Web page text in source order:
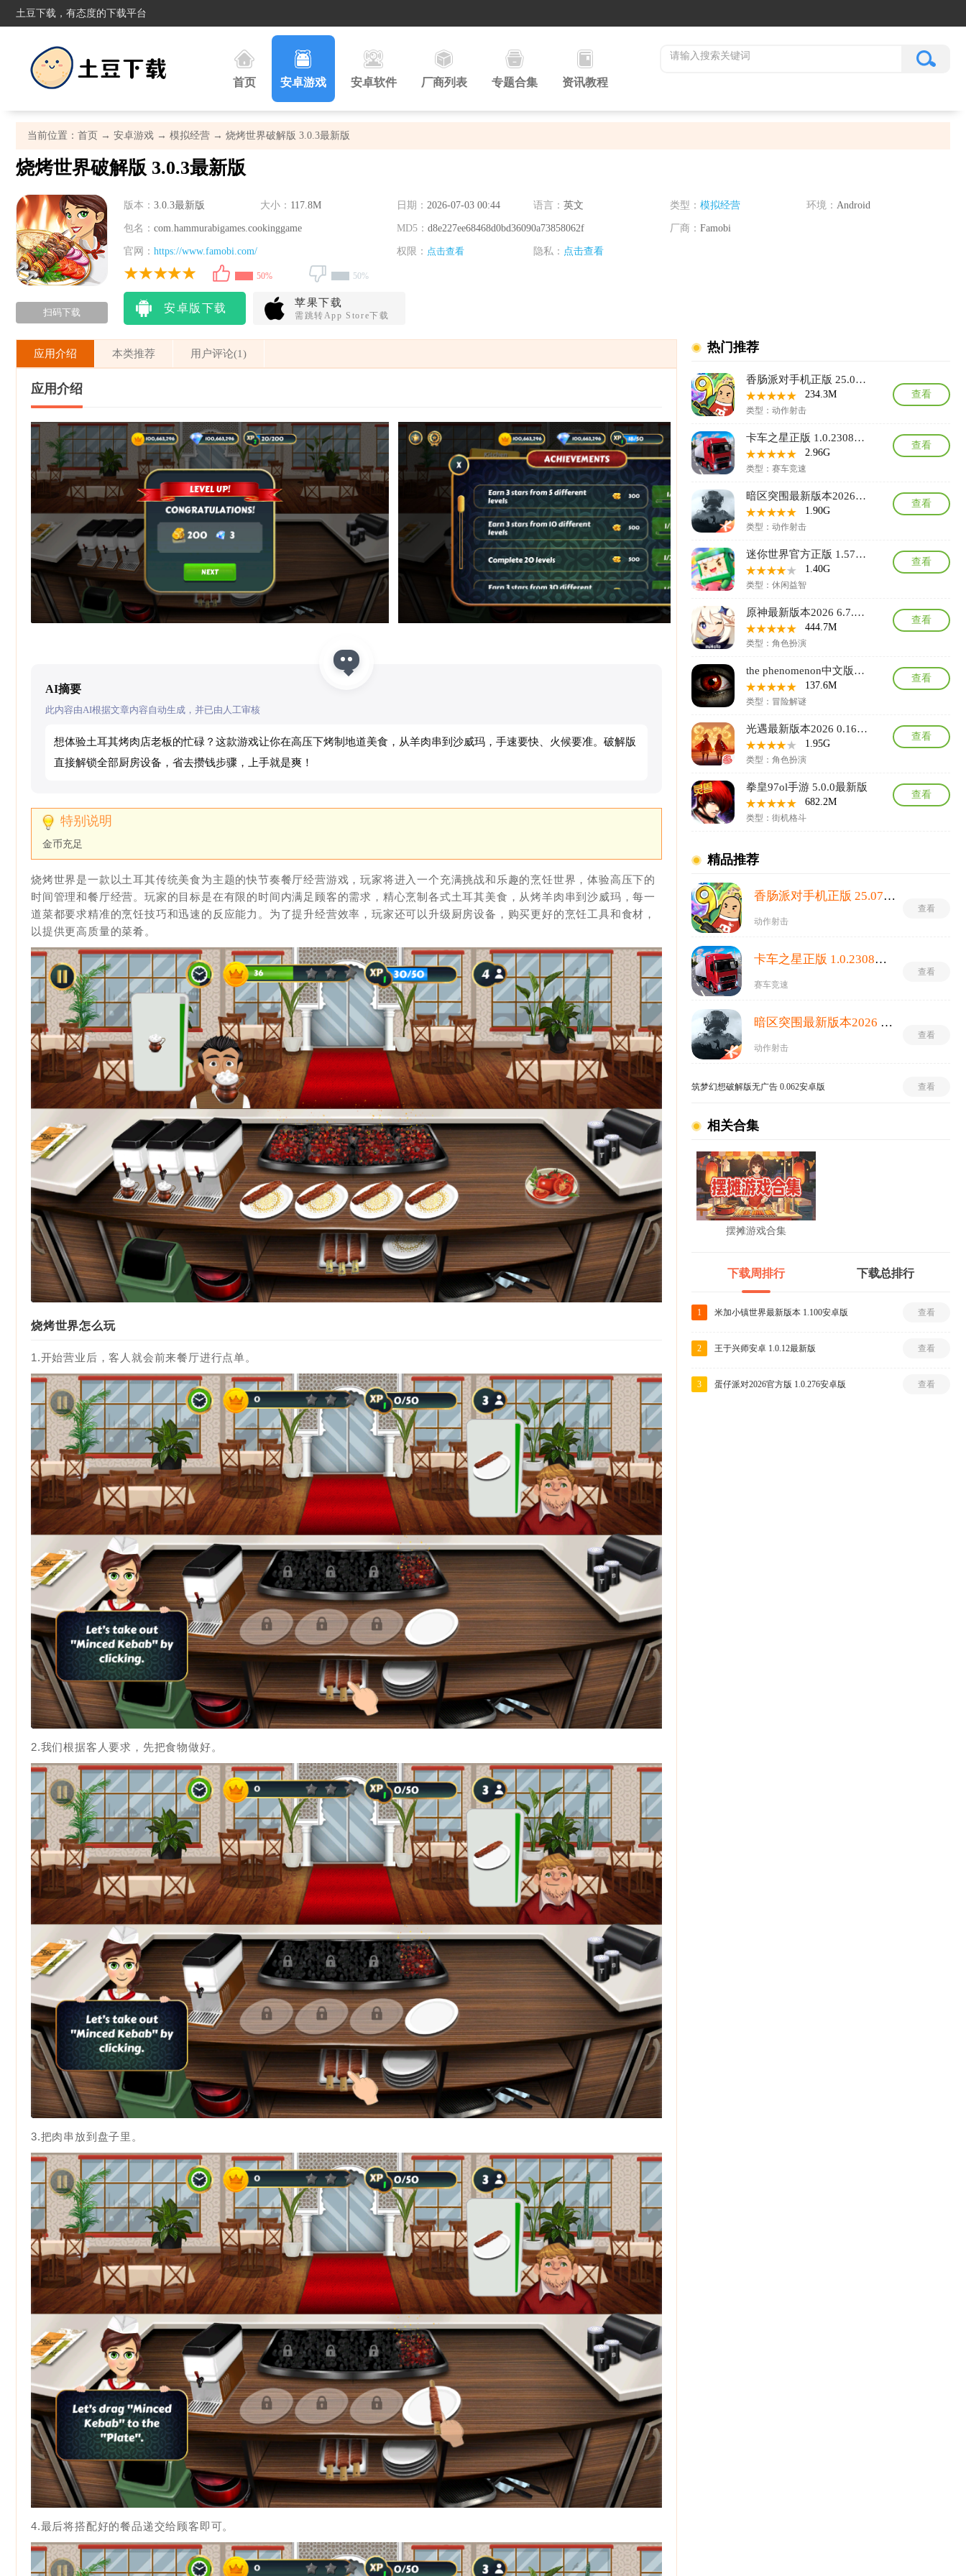
土豆下载，有态度的下载平台
首页 安卓游戏 安卓软件 厂商列表 专题合集 资讯教程
当前位置： 首页 → 安卓游戏 → 模拟经营 → 烧烤世界破解版 3.0.3最新版
烧烤世界破解版 3.0.3最新版
扫码下载
版本： 3.0.3最新版 大小： 117.8M 日期： 2026-07-03 00:44 语言： 英文 类型： 模拟经营 环境： Android
包名： com.hammurabigames.cookinggame MD5： d8e227ee68468d0bd36090a73858062f 厂商： Famobi
官网： https://www.famobi.com/ 权限： 点击查看 隐私： 点击查看
50% 50%
安卓版下载 苹果下载
需跳转App Store下载
应用介绍 本类推荐 用户评论(1)
应用介绍
AI摘要
此内容由AI根据文章内容自动生成，并已由人工审核
想体验土耳其烤肉店老板的忙碌？这款游戏让你在高压下烤制地道美食，从羊肉串到沙威玛，手速要快、火候要准。破解版
直接解锁全部厨房设备，省去攒钱步骤，上手就是爽！
金币充足
烧烤世界是一款以土耳其传统美食为主题的快节奏餐厅经营游戏，玩家将进入一个充满挑战和乐趣的烹饪世界，体验高压下的
时间管理和餐厅经营。玩家的目标是在有限的时间内满足顾客的需求，精心烹制各式土耳其美食，从烤羊肉串到沙威玛，每一
道菜都要求精准的烹饪技巧和迅速的反应能力。为了提升经营效率，玩家还可以升级厨房设备，购买更好的烹饪工具和食材，
以提供更高质量的菜肴。
烧烤世界怎么玩
1.开始营业后，客人就会前来餐厅进行点单。
2.我们根据客人要求，先把食物做好。
3.把肉串放到盘子里。
4.最后将搭配好的餐品递交给顾客即可。
热门推荐
香肠派对手机正版 25.07最新版
234.3M
类型：动作射击
查看
卡车之星正版 1.0.2308最新版本
2.96G
类型：赛车竞速
查看
暗区突围最新版本2026 1.0.166.166安卓版
1.90G
类型：动作射击
查看
迷你世界官方正版 1.57.0安卓版
1.40G
类型：休闲益智
查看
原神最新版本2026 6.7.0_45486583_45768959安卓版
444.7M
类型：角色扮演
查看
the phenomenon中文版官方正版 1.9.4安卓版
137.6M
类型：冒险解谜
查看
光遇最新版本2026 0.16.0安卓版
1.95G
类型：角色扮演
查看
拳皇97ol手游 5.0.0最新版
682.2M
类型：街机格斗
查看
精品推荐
查看
香肠派对手机正版 25.07最新版
动作射击
查看
卡车之星正版 1.0.2308最新版本
赛车竞速
查看
暗区突围最新版本2026 1.0.166.166安卓版
动作射击
查看
筑梦幻想破解版无广告 0.062安卓版
相关合集
摆摊游戏合集
下载周排行 下载总排行
1 查看
米加小镇世界最新版本 1.100安卓版
2 查看
王于兴师安卓 1.0.12最新版
3 查看
蛋仔派对2026官方版 1.0.276安卓版